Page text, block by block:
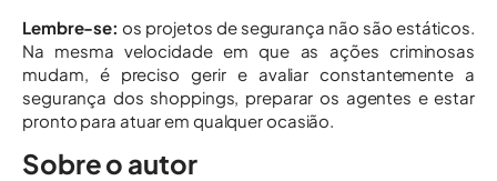
Lembre-se: os projetos de segurança não são estáticos.
Na mesma velocidade em que as ações criminosas
mudam, é preciso gerir e avaliar constantemente a
segurança dos shoppings, preparar os agentes e estar
pronto para atuar em qualquer ocasião.
Sobre o autor